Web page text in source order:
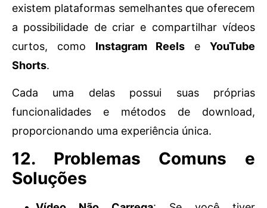
existem plataformas semelhantes que oferecem
a possibilidade de criar e compartilhar vídeos
curtos, como Instagram Reels eYouTube
Shorts.
Cada uma delas possui suas próprias
funcionalidades e métodos de download,
proporcionando uma experiência única.
12. Problemas Comuns e
Soluções